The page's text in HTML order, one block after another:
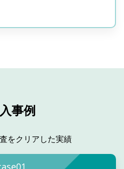
事例
をクリアした実績